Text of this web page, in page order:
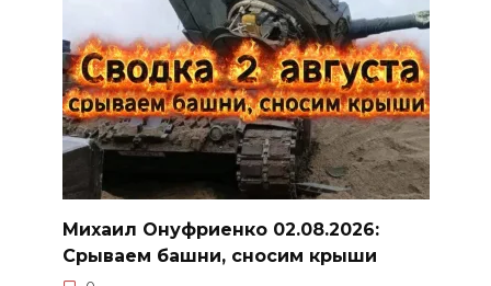
Михаил Онуфриенко 02.08.2026:
Срываем башни, сносим крыши